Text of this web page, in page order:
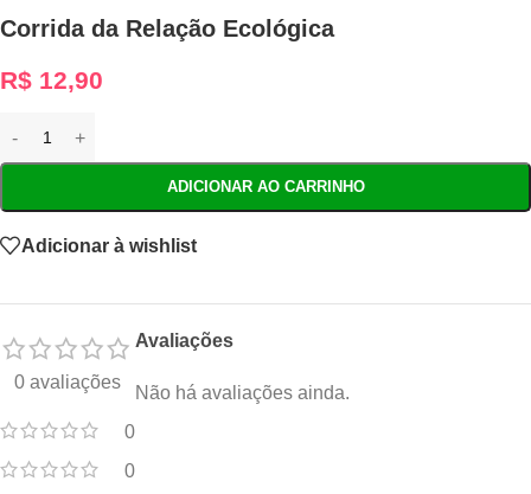
Corrida da Relação Ecológica
R$ 12,90
ADICIONAR AO CARRINHO
Adicionar à wishlist
0 avaliações
0
0
Avaliações
Não há avaliações ainda.